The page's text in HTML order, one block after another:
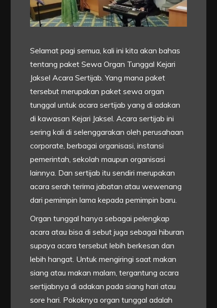
Selamat pagi semua, kali ini kita akan bahas
tentang paket Sewa Organ Tunggal Kejari
Jaksel Acara Sertijab. Yang mana paket
tersebut merupakan paket sewa organ
tunggal untuk acara sertijab yang di adakan
di kawasan Kejari Jaksel. Acara sertijab ini
sering kali di selenggarakan oleh perusahaan
corporate, berbagai organisasi, instansi
pemerintah, sekolah maupun organisasi
lainnya. Dan sertijab itu sendiri merupakan
acara serah terima jabatan atau wewenang
dari pemimpin lama kepada pemimpin baru.
Organ tunggal hanya sebagai pelengkap
acara atau bisa di sebut juga sebagai hiburan
supaya acara tersebut lebih berkesan dan
lebih hangat. Untuk mengiringi saat makan
siang atau makan malam, tergantung acara
sertijabnya di adakan pada siang hari atau
sore hari. Pokoknya organ tunggal adalah